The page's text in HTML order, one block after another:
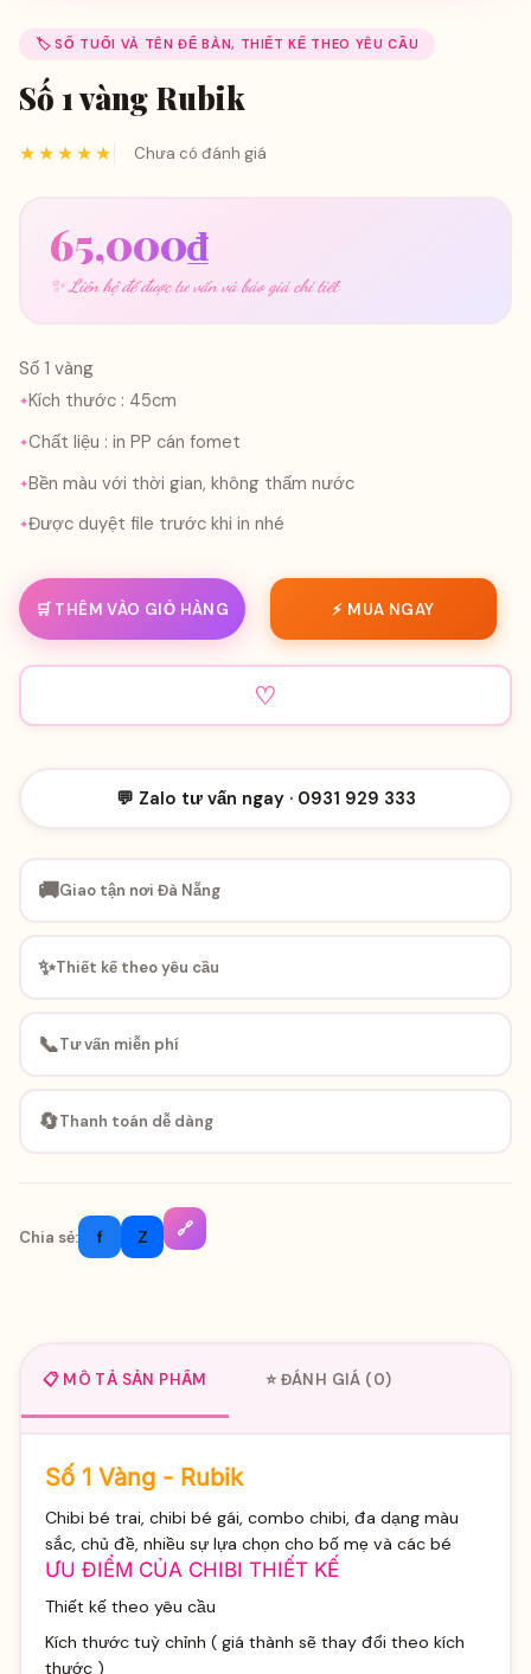
🏷️ SỐ TUỔI VÀ TÊN ĐỂ BÀN, THIẾT KẾ THEO YÊU CẦU
Số 1 vàng Rubik
★★★★★ Chưa có đánh giá
65,000₫
✨ Liên hệ để được tư vấn và báo giá chi tiết
Số 1 vàng
Kích thước : 45cm
Chất liệu : in PP cán fomet
Bền màu với thời gian, không thấm nước
Được duyệt file trước khi in nhé
🛒 THÊM VÀO GIỎ HÀNG ⚡ MUA NGAY
♡
💬 Zalo tư vấn ngay · 0931 929 333
🚚Giao tận nơi Đà Nẵng
✨Thiết kế theo yêu cầu
📞Tư vấn miễn phí
🔄Thanh toán dễ dàng
Chia sẻ: f Z 🔗
📋 MÔ TẢ SẢN PHẨM ⭐ ĐÁNH GIÁ (0)
Số 1 Vàng - Rubik
Chibi bé trai, chibi bé gái, combo chibi, đa dạng màu
sắc, chủ đề, nhiều sự lựa chọn cho bố mẹ và các bé
ƯU ĐIỂM CỦA CHIBI THIẾT KẾ
Thiết kế theo yêu cầu
Kích thước tuỳ chỉnh ( giá thành sẽ thay đổi theo kích
thước )